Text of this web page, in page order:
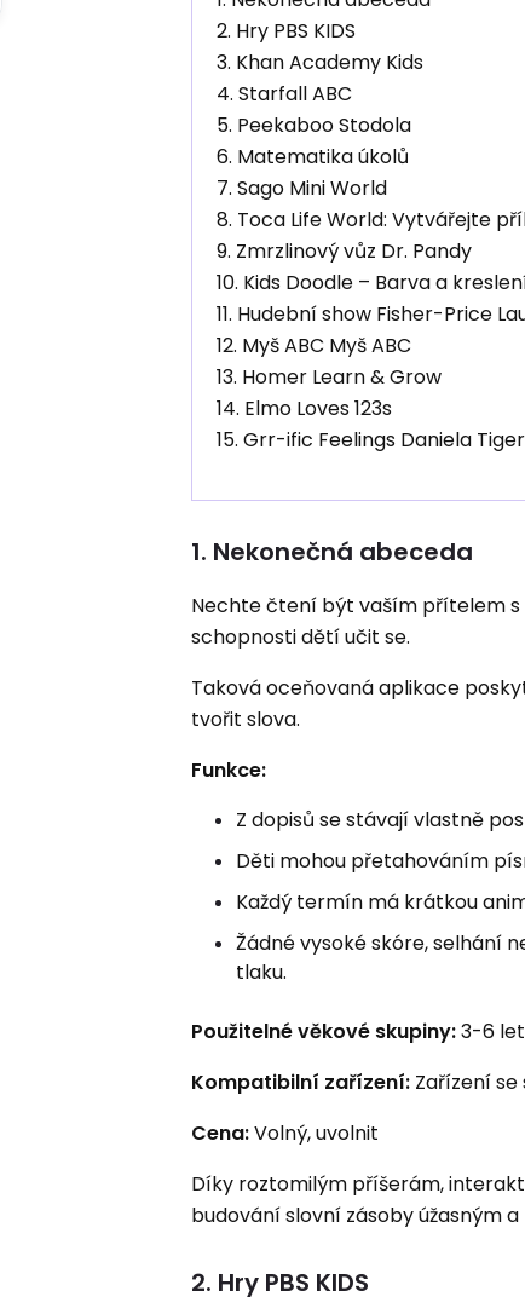
2. Hry PBS KIDS
3. Khan Academy Kids
4. Starfall ABC
5. Peekaboo Stodola
6. Matematika úkolů
7. Sago Mini World
8. Toca Life World: Vytvářejte
9. Zmrzlinový vůz Dr. Pandy
10. Kids Doodle – Barva a
11. Hudební show Fisher-Price
12. Myš ABC Myš ABC
13. Homer Learn & Grow
14. Elmo Loves 123s
15. Grr-ific Feelings Daniela
1. Nekonečná abeceda
Nechte čtení být vaším přítelem s
schopnosti dětí učit se.
Taková oceňovaná aplikace
tvořit slova.
Funkce:
Z dopisů se stávají vlastně
Děti mohou přetahováním
Každý termín má krátkou
Žádné vysoké skóre, selhání
tlaku.
Použitelné věkové skupiny:3-6
Kompatibilní zařízení: Zařízení se
Cena:Volný, uvolnit
Díky roztomilým příšerám,
budování slovní zásoby úžasným
2. Hry PBS KIDS